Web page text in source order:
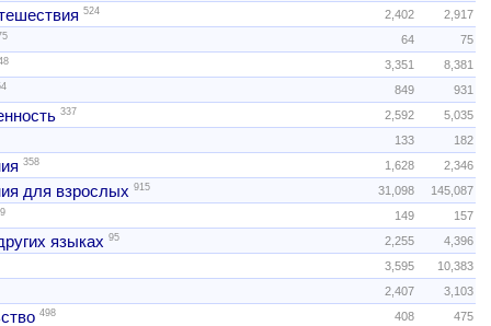
524 2,402 2,917
64 75
3,351 8,381
849 931
337 2,592
5,035
133
182
358 1,628 2,346
для взрослых 915 31,098 145,087
149 157
языках 95 2,255
4,396
3,595
10,383
2,407
3,103
498 408 475